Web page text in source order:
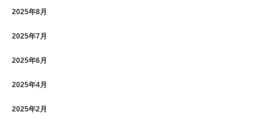
2025年8月
2025年7月
2025年6月
2025年4月
2025年2月